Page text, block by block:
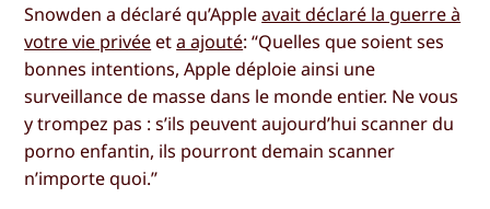
Snowden a déclaré qu’Appleavait déclaré la guerre à
votre vie privée eta ajouté: “Quelles que soient ses
bonnes intentions, Apple déploie ainsi une
surveillance de masse dans le monde entier. Ne vous
y trompez pas : s’ils peuvent aujourd’hui scanner du
porno enfantin, ils pourront demain scanner
n’importe quoi.”